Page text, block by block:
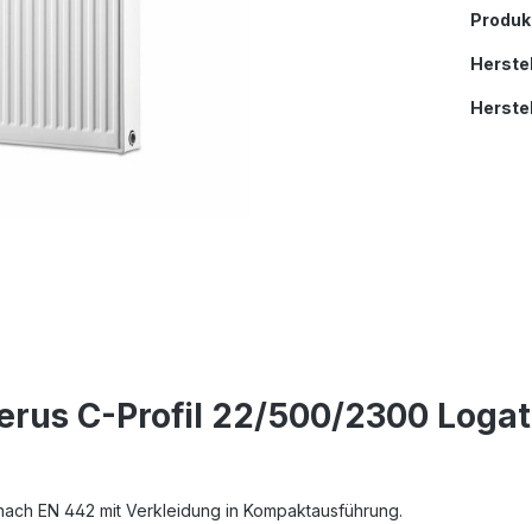
C-Profil 22/500/2300
EN 442 mit Verkleidung in Kompaktausführung.